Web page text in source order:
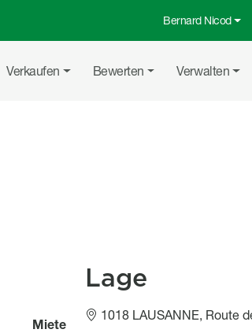
Top-Menü
Bernard Nicod
Verkaufen Bewerten Verwalten
Miete
Lage
1018 LAUSANNE, Route